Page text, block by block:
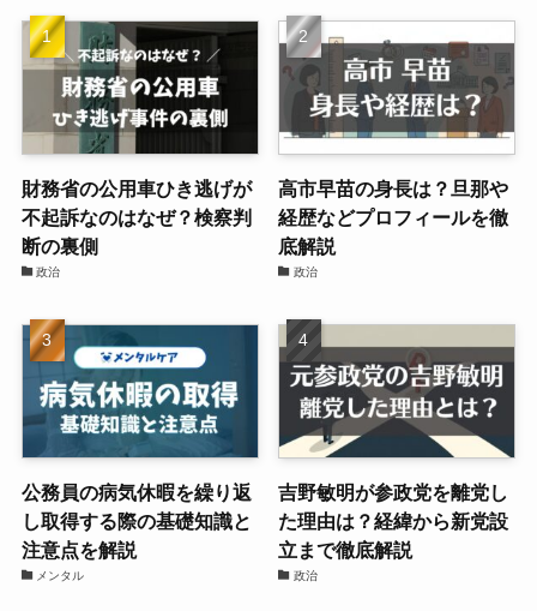
財務省の公用車ひき逃げが
不起訴なのはなぜ？検察判
断の裏側
政治
高市早苗の身長は？旦那や
経歴などプロフィールを徹
底解説
政治
公務員の病気休暇を繰り返
し取得する際の基礎知識と
注意点を解説
メンタル
吉野敏明が参政党を離党し
た理由は？経緯から新党設
立まで徹底解説
政治